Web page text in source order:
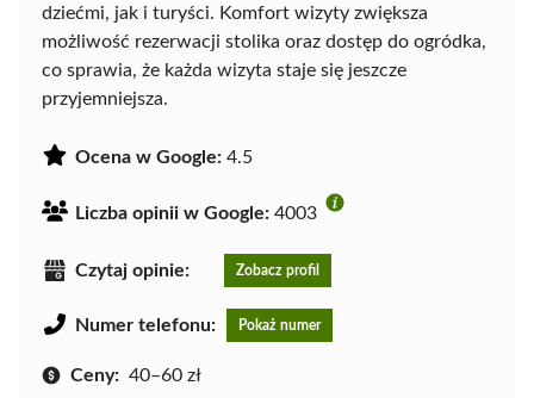
dziećmi, jak i turyści. Komfort wizyty zwiększa
możliwość rezerwacji stolika oraz dostęp do ogródka,
co sprawia, że każda wizyta staje się jeszcze
przyjemniejsza.
Ocena w Google: 4.5
Liczba opinii w Google: 4003
Czytaj opinie: Zobacz profil
Numer telefonu: Pokaż numer
Ceny: 40–60 zł